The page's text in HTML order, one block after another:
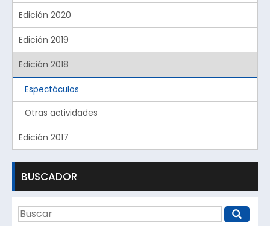
Edición 2020
Edición 2019
Edición 2018
Espectáculos
Otras actividades
Edición 2017
BUSCADOR